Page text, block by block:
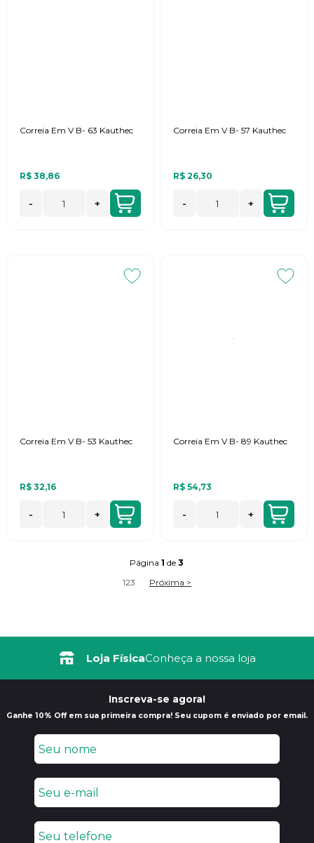
Correia Em V B- 63 Kauthec
R$ 38,86
- +
Correia Em V B- 57 Kauthec
R$ 26,30
- +
Correia Em V B- 53 Kauthec
R$ 32,16
- +
Correia Em V B- 89 Kauthec
R$ 54,73
- +
Página1 de3
123 Próxima >
Loja FísicaConheça a nossa loja
Frete GrátisConsulte Regulamento
Inscreva-se agora!
Ganhe 10% Off em sua primeira compra! Seu cupom é enviado por email.